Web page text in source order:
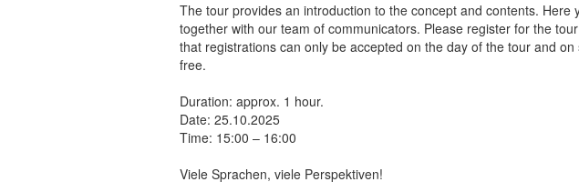
The tour provides an introduction to the concept and contents. Here
together with our team of communicators. Please register for the
that registrations can only be accepted on the day of the tour and
free.
Duration: approx. 1 hour.
Date: 25.10.2025
Time: 15:00 – 16:00
Viele Sprachen, viele Perspektiven!